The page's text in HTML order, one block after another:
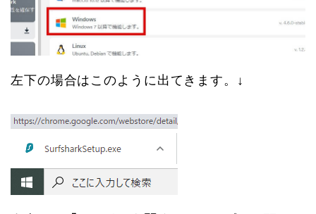
左下の場合はこのように出てきます。↓